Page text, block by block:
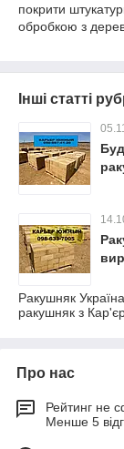
покрити
обробкою з
Інші статті
Ракушняк
ракушняк з
Про нас
Рейтинг не
Менше 5